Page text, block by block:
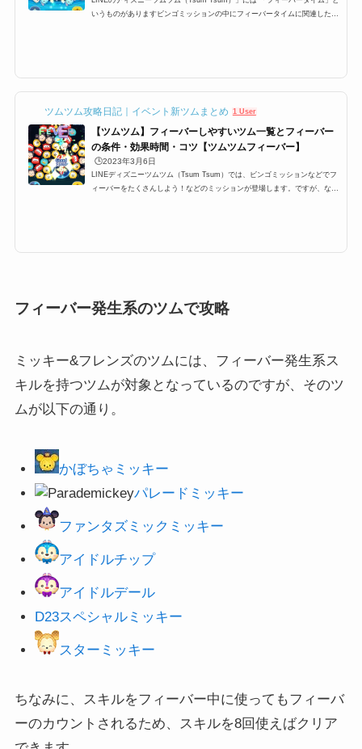
いうものがありますビンゴミッションの中にフィーバータイムに関連したミ
ツムツム攻略日記｜イベント新ツムまとめ 1 User
【ツムツム】フィーバーしやすいツム一覧とフィーバー
の条件・効果時間・コツ【ツムツムフィーバー】
🕒️2023年3月6日
LINEディズニーツムツム（Tsum Tsum）では、ビンゴミッションなどでフ
ィーバーをたくさんしよう！などのミッションが登場します。ですが、なか
フィーバー発生系のツムで攻略
ミッキー&フレンズのツムには、フィーバー発生系ス
キルを持つツムが対象となっているのですが、そのツ
ムが以下の通り。
かぼちゃミッキー
パレードミッキー
ファンタズミックミッキー
アイドルチップ
アイドルデール
D23スペシャルミッキー
スターミッキー
ちなみに、スキルをフィーバー中に使ってもフィーバ
ーのカウントされるため、スキルを8回使えばクリア